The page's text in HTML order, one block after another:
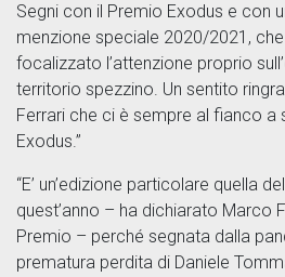
Segni con il Premio Exodus e con
menzione speciale 2020/2021,
focalizzato l’attenzione proprio
territorio spezzino. Un sentito
Ferrari che ci è sempre al fianco a
Exodus.”
“E’ un’edizione particolare quella
quest’anno – ha dichiarato Marco
Premio – perché segnata dalla
prematura perdita di Daniele